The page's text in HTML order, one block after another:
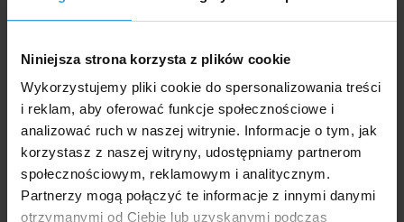
Niniejsza strona korzysta z plików cookie
Wykorzystujemy pliki cookie do spersonalizowania treści
i reklam, aby oferować funkcje społecznościowe i
analizować ruch w naszej witrynie. Informacje o tym, jak
korzystasz z naszej witryny, udostępniamy partnerom
społecznościowym, reklamowym i analitycznym.
Partnerzy mogą połączyć te informacje z innymi danymi
otrzymanymi od Ciebie lub uzyskanymi podczas
W Magazynie > 10 szt
we czwartek u was
157,- zł
do koszyka